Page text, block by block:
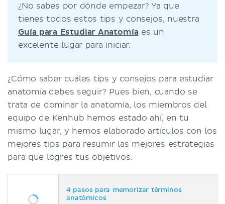
¿No sabes por dónde empezar? Ya que
tienes todos estos tips y consejos, nuestra
Guía para Estudiar Anatomía es un
excelente lugar para iniciar.
¿Cómo saber cuáles tips y consejos para estudiar
anatomía debes seguir? Pues bien, cuando se
trata de dominar la anatomía, los miembros del
equipo de Kenhub hemos estado ahí, en tu
mismo lugar, y hemos elaborado artículos con los
mejores tips para resumir las mejores estrategias
para que logres tus objetivos.
4 pasos para memorizar términos
anatómicos